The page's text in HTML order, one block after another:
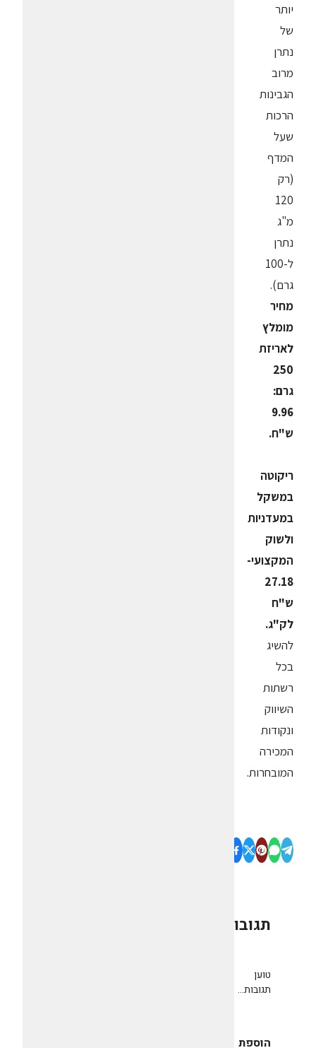
יותר
של
נתרן
מרוב
הגבינות
הרכות
שעל
המדף
(רק
120
מ"ג
נתרן
ל-100
גרם).
מחיר
מומלץ
לאריזת
250
גרם:
9.96
ש"ח.
ריקוטה
במשקל
במעדניות
ולשוק
המקצועי-
27.18
ש"ח
לק"ג.
להשיג
בכל
רשתות
השיווק
ונקודות
המכירה
המובחרות.
תגובות
טוען
תגובות...
הוספת